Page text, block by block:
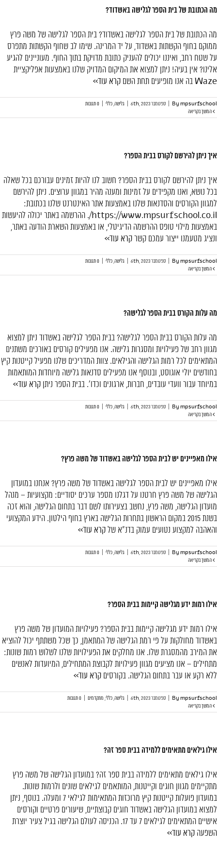
מה הכתובת של בית הספר לגלישה באשדוד?
מה הכתובת של בית הספר לגלישה באשדוד? בית הספר לגלישה של משה פרץ
ממוקם בחוף הקשתות באשדוד, על יד המרינה. שימו לב שחוף הקשתות מתפרס
על שטח רחב, ואיננו יכולים להעניק כתובת מדויקת בתוך החוף. מעוניינים להגיע
אלינו? אין בעיה! ניתן למצוא את המיקום המדויק שלנו באמצעות אפליקציית
Waze בה אנו מופיעים תחת השם
קרא עוד>>
By mpsurfschool ספטמבר 6th, 2023 גלישה,כללי
0 תגובות
המשך בקריאה
איך ניתן להירשם לקורס בבית הספר?
איך ניתן להירשם לקורס בבית הספר? חשוב לנו להיות זמינים עבורכם בכל שאלה
בכל נושא, ואנו מקפידים על זמינות ומענה מהיר במגוון ערוצים. ניתן להירשם
למגוון הקורסים והסדנאות שלנו באמצעות אתר האינטרנט שלנו בכתובת:
https://www.mpsurfschool.co.il/. ההרשמה באתר יכולה להיעשות
באמצעות מילוי טופס ההרשמה הדיגיטלי, או באמצעות השארת הודעה באתר,
ונציג מטעמנו ייצור עמכם קשר קרא עוד>>
By mpsurfschool ספטמבר 6th, 2023 גלישה,כללי
0 תגובות
המשך בקריאה
מה עלות הקורס בבית הספר לגלישה?
מה עלות הקורס בבית הספר לגלישה? בבית הספר לגלישה באשדוד ניתן למצוא
מגוון רחב של פעילויות ומסגרות גלישה. אנו מפעילים קורסים באורכים משתנים
המתאימים לכל רמות הגלישה והגילאים. צוות המדריכים שלנו מפעיל קייטנות קיץ
בחודשים יולי אוגוסט, ובנוסף אנו מפעילים סדנאות גלישה מיוחדות המותאמות
במיוחד עבור וועדי עובדים, חברות, ארגונים וכדו'. בבית הספר ניתן קרא עוד>>
By mpsurfschool ספטמבר 6th, 2023 גלישה,כללי
0 תגובות
המשך בקריאה
אילו מאפיינים יש לבית הספר לגלישה באשדוד של משה פרץ?
אילו מאפיינים יש לבית הספר לגלישה באשדוד של משה פרץ? אנחנו במועדון
הגלישה של משה פרץ חרטנו על דגלנו מספר ערכים יסודיים: מקצועיות – מנהל
מועדון הגלישה, משה פרץ, נחשב בצעירותו לשם דבר בתחום הגלישה, והוא זכה
בשנת 2015 במקום הראשון בתחרות הגלישה בארץ בחוף הילטון. הידע המקצועי
והאהבה למקצוע נטועים עמוק בדנ"א של קרא עוד>>
By mpsurfschool ספטמבר 6th, 2023 גלישה,כללי
0 תגובות
המשך בקריאה
אילו רמות ידע מגלישה קיימות בבית הספר?
אילו רמות ידע מגלישה קיימות בבית הספר? פעילויות המועדון של משה פרץ
באשדוד מחולקות על פי רמת הגלישה של המתאמן, כך שכל משתתף יכול להוציא
את המירב מהמסגרת שלו. אנו מחלקים את הפעילויות שלנו לשלוש רמות שונות:
מתחילים – אנו מציעים מגוון פעילויות לקבוצת המתחילים, המיועדות לאנשים
ללא רקע או עבר בתחום הגלישה. בקורסים קרא עוד>>
By mpsurfschool ספטמבר 6th, 2023 גלישה,כללי, מתקדמים
0 תגובות
המשך בקריאה
אילו גילאים מתאימים ללמידה בבית ספר זה?
אילו גילאים מתאימים ללמידה בבית ספר זה? במועדון הגלישה של משה פרץ
מתקיימים מגוון חוגים וקייטנות, המותאמים לגילאים שונים ולרמות שונות.
במועדון פועלות קייטנות קיץ מרוכזות המתאימות לגילאי 7 ומעלה. בנוסף, ניתן
למצוא במועדון הגלישה באשדוד חוגים קבוצתיים, שיעורים פרטיים וקורסים
אישיים המתאימים לגילאים 7 עד 17. הכניסה לעולם הגלישה בגיל צעיר יוצרת
השפעה קרא עוד>>